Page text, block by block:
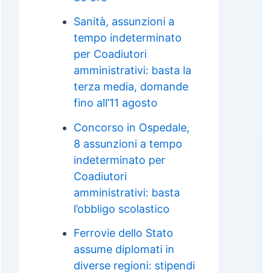
Sanità, assunzioni a
tempo indeterminato
per Coadiutori
amministrativi: basta la
terza media, domande
fino all’11 agosto
Concorso in Ospedale,
8 assunzioni a tempo
indeterminato per
Coadiutori
amministrativi: basta
l’obbligo scolastico
Ferrovie dello Stato
assume diplomati in
diverse regioni: stipendi